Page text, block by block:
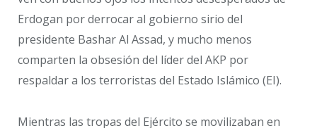
Erdogan por derrocar al gobierno sirio del
presidente Bashar Al Assad, y mucho menos
comparten la obsesión del líder del AKP por
respaldar a los terroristas del Estado Islámico (EI).
Mientras las tropas del Ejército se movilizaban en